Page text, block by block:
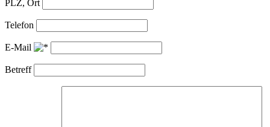
PLZ, Ort
Telefon
E-Mail
Betreff